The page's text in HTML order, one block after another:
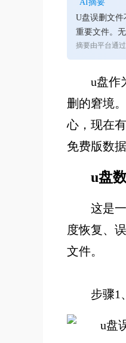
AI摘要
U盘误删文
重要文件。
摘要由平台通
u盘作
删的窘境
心，现在
免费版数
u盘
这是
度恢复、
文件。
步骤1